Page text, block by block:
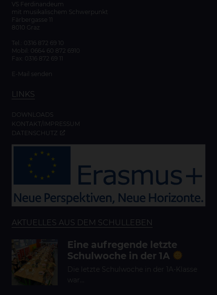
VS Ferdinandeum
mit musikalischem Schwerpunkt
Färbergasse 11
8010 Graz
Tel.: 0316 872 69 10
Mobil: 0664 60 872 6910
Fax: 0316 872 69 11
E-Mail senden
LINKS
DOWNLOADS
KONTAKT/IMPRESSUM
DATENSCHUTZ
AKTUELLES AUS DEM SCHULLEBEN
Eine aufregende letzte
Schulwoche in der 1A
Die letzte Schulwoche in der 1A-Klasse
war…